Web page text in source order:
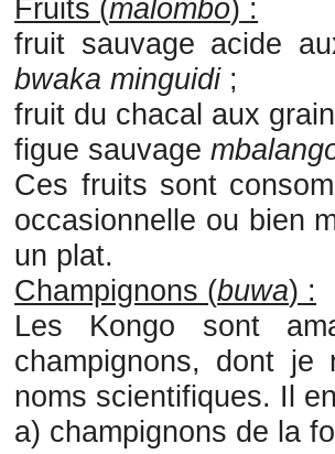
Fruits (malombo) :
fruit sauvage acide
bwaka minguidi;
fruit du chacal aux
figue sauvage
Ces fruits sont
occasionnelle ou bien
un plat.
Champignons (buwa) :
Les Kongo sont
champignons, dont je
noms scientifiques. Il
a) champignons de la